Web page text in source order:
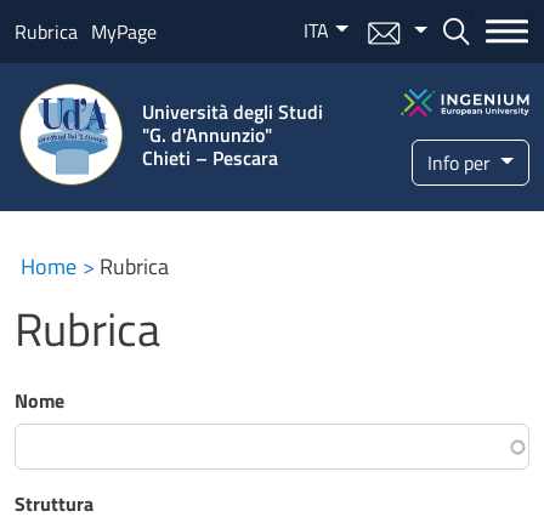
Salta al contenuto principale
Rubrica MyPage ITA Menu mail Bottone
Università degli Studi
"G. d'Annunzio"
Chieti – Pescara Info per
Home Rubrica
Rubrica
Nome
Struttura